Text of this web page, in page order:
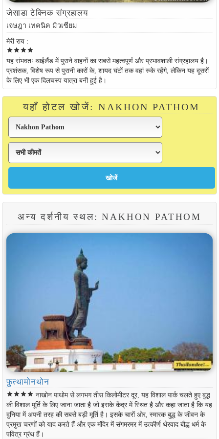
जेसाडा टेक्निक संग्रहालय
เจษฎา เทคนิค มิวเซียม
मेरी राय :
starstarstarstar
यह संभवतः थाईलैंड में पुराने वाहनों का सबसे महत्वपूर्ण और प्रभावशाली संग्रहालय है।
प्रशंसक, विशेष रूप से पुरानी कारों के, शायद घंटों तक वहां रुके रहेंगे, लेकिन यह दूसरों
के लिए भी एक दिलचस्प यात्रा बनी हुई है।
यहाँ होटल खोजें: NAKHON PATHOM
अन्य दर्शनीय स्थल: NAKHON PATHOM
फ़ुत्थामोनथोन
starstarstarstar नाखोन पाथोम से लगभग तीस किलोमीटर दूर, यह विशाल पार्क चलते हुए बुद्ध
की विशाल मूर्ति के लिए जाना जाता है जो इसके केंद्र में स्थित है और कहा जाता है कि यह
दुनिया में अपनी तरह की सबसे बड़ी मूर्ति है। इसके चारों ओर, स्मारक बुद्ध के जीवन के
प्रमुख चरणों को याद करते हैं और एक मंदिर में संगमरमर में उत्कीर्ण थेरवाद बौद्ध धर्म के
पवित्र ग्रंथ हैं।